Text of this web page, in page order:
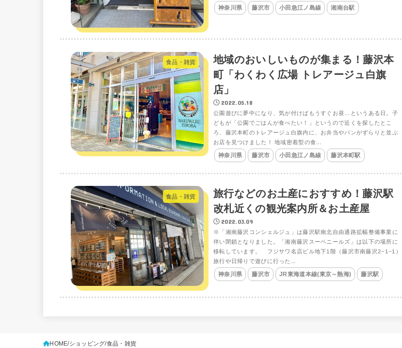
神奈川県 藤沢市 小田急江ノ島線 湘南台駅
食品・雑貨
地域のおいしいものが集まる！藤沢本
町「わくわく広場 トレアージュ白旗
店」
2022.05.18
公園遊びに夢中になり、気が付けばもうすぐお昼…というある日。子
どもが「公園でごはんが食べたい！」というので近くを探したとこ
ろ、藤沢本町のトレアージュ白旗内に、お弁当やパンがずらりと並ぶ
お店を見つけました！ 地域密着型の食...
神奈川県 藤沢市 小田急江ノ島線 藤沢本町駅
食品・雑貨
旅行などのお土産におすすめ！藤沢駅
改札近くの観光案内所＆お土産屋
2022.03.09
※「湘南藤沢コンシェルジュ」は藤沢駅南北自由通路拡幅整備事業に
伴い閉鎖となりました。「湘南藤沢スーベニールズ」は以下の場所に
移転しています。 フジサワ名店ビル地下1階（藤沢市南藤沢2−1−1）
旅行や日帰りで遊びに行った...
神奈川県 藤沢市 JR東海道本線(東京～熱海) 藤沢駅
HOME ショッピング 食品・雑貨